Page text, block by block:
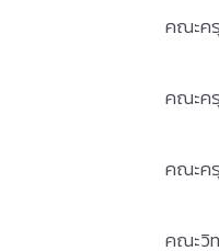
คณะค
คณะค
คณะค
คณะวิ